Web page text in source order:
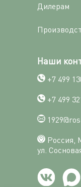
Дилерам
Наши
+7 499
+7 499
Россия,
ул.